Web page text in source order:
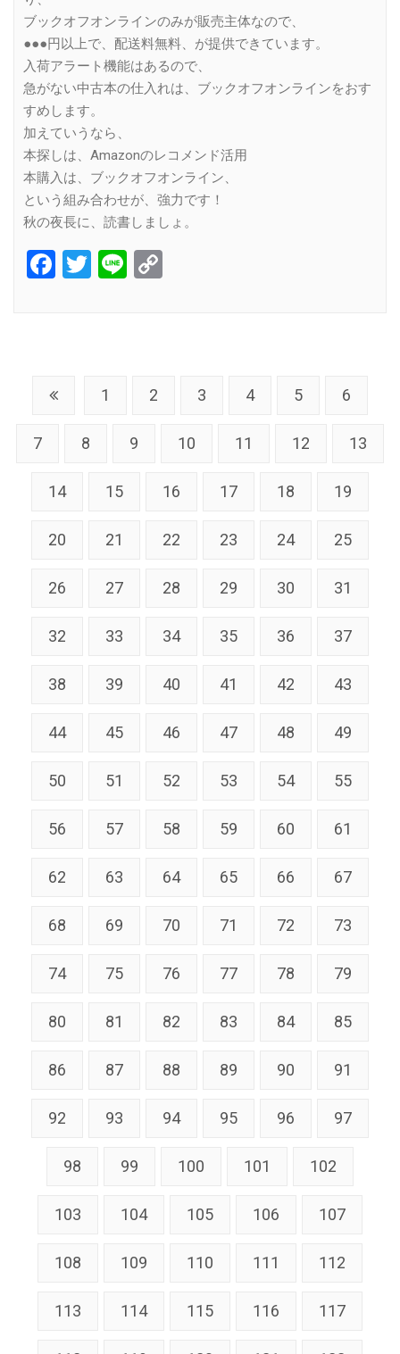
ブックオフオンラインのみが販売主体なので、
●●●円以上で、配送料無料、が提供できています。
入荷アラート機能はあるので、
急がない中古本の仕入れは、ブックオフオンラインをおす
すめします。
加えていうなら、
本探しは、Amazonのレコメンド活用
本購入は、ブックオフオンライン、
という組み合わせが、強力です！
秋の夜長に、読書しましょ。
Facebook
Twitter
Line
1 2 3 4 5 6
7 8 9 10 11 12 13
14 15 16 17 18 19
20 21 22 23 24 25
26 27 28 29 30 31
32 33 34 35 36 37
38 39 40 41 42 43
44 45 46 47 48 49
50 51 52 53 54 55
56 57 58 59 60 61
62 63 64 65 66 67
68 69 70 71 72 73
74 75 76 77 78 79
80 81 82 83 84 85
86 87 88 89 90 91
92 93 94 95 96 97
98 99 100 101 102
103 104 105 106 107
108 109 110 111 112
113 114 115 116 117